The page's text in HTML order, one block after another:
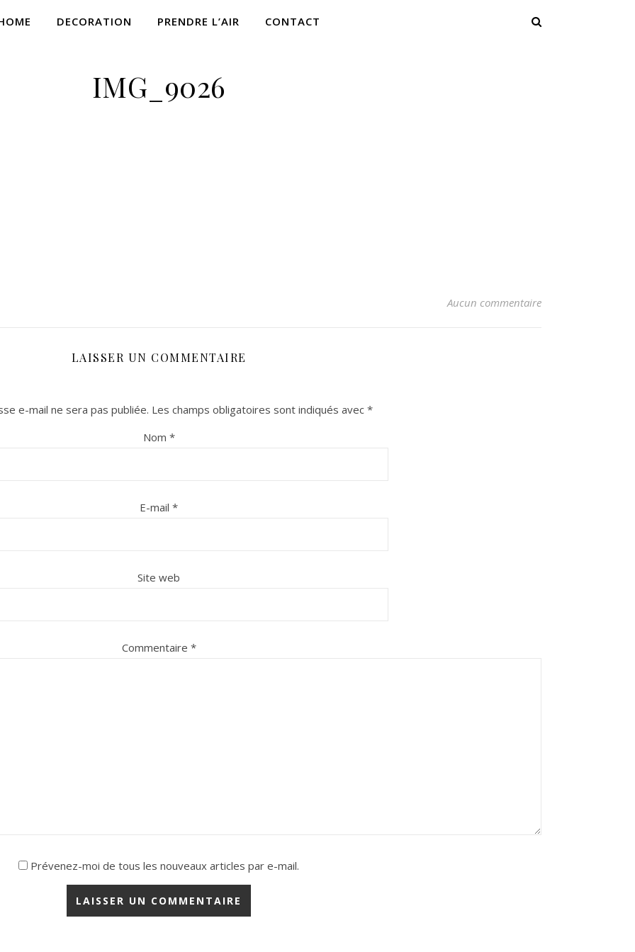
DECORATION PRENDRE L’AIR CONTACT
IMG_9026
Aucun commentaire
LAISSER UN COMMENTAIRE
e-mail ne sera pas publiée. Les champs obligatoires sont indiqués avec *
Nom *
E-mail *
Site web
Commentaire *
Prévenez-moi de tous les nouveaux articles par e-mail.